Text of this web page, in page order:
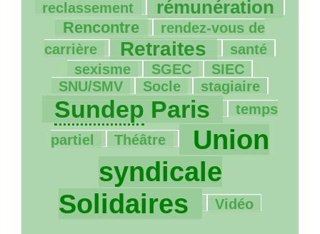
reclassement
553/1118 rémunération
370/1118
Rencontre
101/1118
rendez-vous de
carrière
684/1118 Retraites
144/1118 santé
173/1118
sexisme
SGEC
39/1118 SIEC
106/1118
SNU/SMV
10/1118 Socle
108/1118 stagiaire
885/1118
Sundep Paris
42/1118
temps
partiel
41/1118
Théâtre
1089/1118
Union
syndicale
Solidaires
94/1118
Vidéo